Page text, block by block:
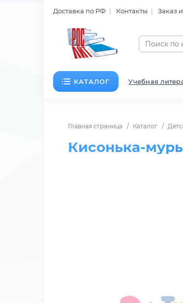
Доставка по РФ Контакты Заказ
КАТАЛОГ Учебная
Главная страница Каталог
Кисонька-